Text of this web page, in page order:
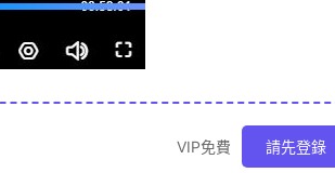
VIP免費 請先登錄